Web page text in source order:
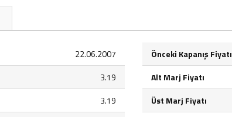
22.06.2007
3.19
3.19
Önceki Kapanış Fiyatı
Alt Marj Fiyatı
Üst Marj Fiyatı